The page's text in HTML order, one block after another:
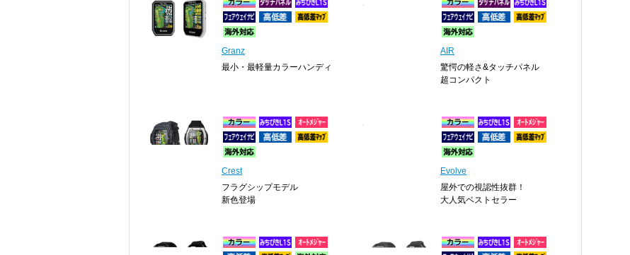
Granz
最小・最軽量カラーハンディ
AIR
驚愕の軽さ&タッチパネル
超コンパクト
Crest
フラグシップモデル
新色登場
Evolve
屋外での視認性抜群！
大人気ベストセラー